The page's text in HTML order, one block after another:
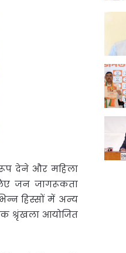
रूप देने और महिला
जन जागरूकता
हिस्सों में अन्य
श्रृंखला आयोजित